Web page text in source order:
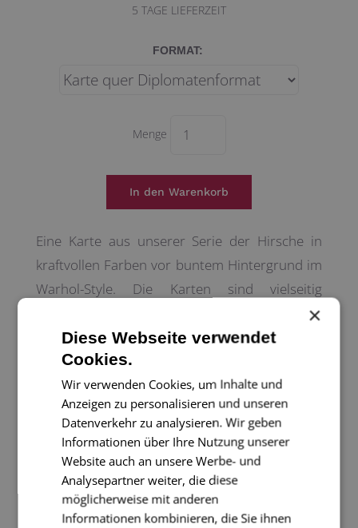
5 TAGE LIEFERZEIT
FORMAT:
Menge
Eine Karte aus unserer Serie der Hirsche in
kraftvollen Farben vor buntem Hintergrund im
Warhol-Style. Die Karten sind vielseitig
einsetzbar, sie wurden auch als Bilderserie im
Rahmen schon bei guten Kunden entdeckt.
Aber auch unsere Jagdfreunde finden Gefallen
daran.
Einfach mal gute Laune weitergeben!
Die Karte gibts auch in unserem Hirsch-
Komplett-Set mit 5 unterschiedlichen
Farbkombinationen.
×
Diese Webseite verwendet
Cookies.
Wir verwenden Cookies, um Inhalte und
Anzeigen zu personalisieren und unseren
Datenverkehr zu analysieren. Wir geben
Informationen über Ihre Nutzung unserer
Website auch an unsere Werbe- und
Analysepartner weiter, die diese
möglicherweise mit anderen
Informationen kombinieren, die Sie ihnen